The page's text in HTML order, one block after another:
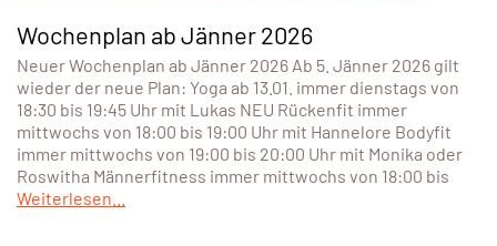
Wochenplan ab Jänner 2026
Neuer Wochenplan ab Jänner 2026 Ab 5. Jänner 2026 gilt
wieder der neue Plan: Yoga ab 13.01. immer dienstags von
18:30 bis 19:45 Uhr mit Lukas NEU Rückenfit immer
mittwochs von 18:00 bis 19:00 Uhr mit Hannelore Bodyfit
immer mittwochs von 19:00 bis 20:00 Uhr mit Monika oder
Roswitha Männerfitness immer mittwochs von 18:00 bis
Weiterlesen...